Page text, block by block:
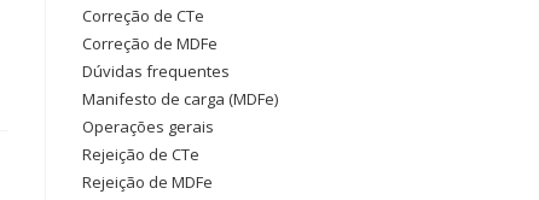
Correção de CTe
Correção de MDFe
Dúvidas frequentes
Manifesto de carga (MDFe)
Operações gerais
Rejeição de CTe
Rejeição de MDFe